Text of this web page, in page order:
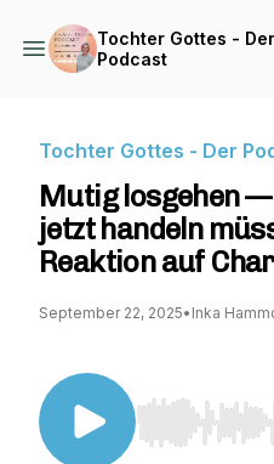
Tochter Gottes - Der
Podcast
Tochter Gottes - Der
Mutig losgehen
jetzt handeln
Reaktion auf
September 22, 2025• Inka
Use Left/Right